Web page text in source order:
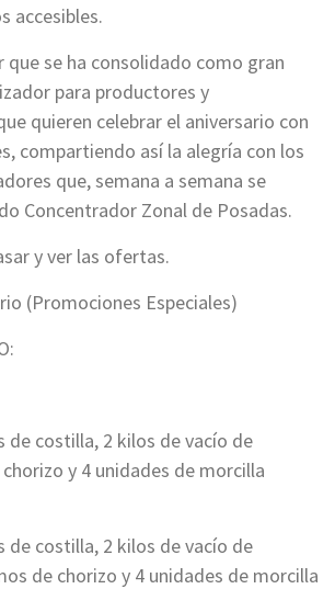
accesibles.
que se ha consolidado como gran
para productores y
quieren celebrar el aniversario con
compartiendo así la alegría con los
que, semana a semana se
Concentrador Zonal de Posadas.
y ver las ofertas.
(Promociones Especiales)
de costilla, 2 kilos de vacío de
y 4 unidades de morcilla
de costilla, 2 kilos de vacío de
de chorizo y 4 unidades de morcilla